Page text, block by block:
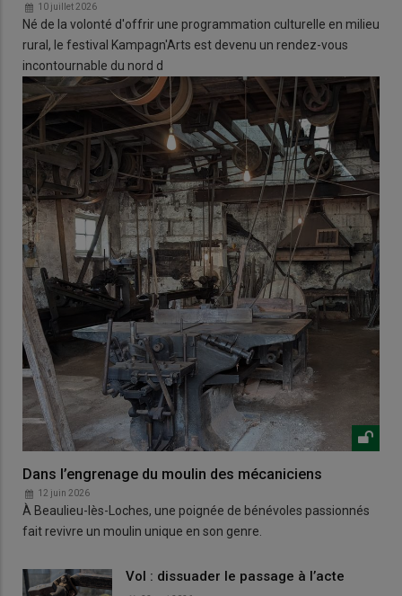
10 juillet 2026
Né de la volonté d'offrir une programmation culturelle en milieu
rural, le festival Kampagn'Arts est devenu un rendez-vous
incontournable du nord d
Dans l’engrenage du moulin des mécaniciens
12 juin 2026
À Beaulieu-lès-Loches, une poignée de bénévoles passionnés
fait revivre un moulin unique en son genre.
Vol : dissuader le passage à l’acte